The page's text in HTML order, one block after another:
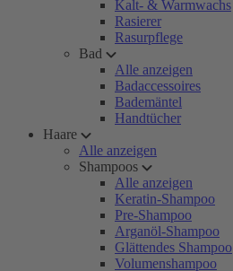
Kalt- & Warmwachs
Rasierer
Rasurpflege
Bad
Alle anzeigen
Badaccessoires
Bademäntel
Handtücher
Haare
Alle anzeigen
Shampoos
Alle anzeigen
Keratin-Shampoo
Pre-Shampoo
Arganöl-Shampoo
Glättendes Shampoo
Volumenshampoo